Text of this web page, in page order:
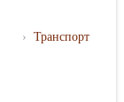
› Транспорт